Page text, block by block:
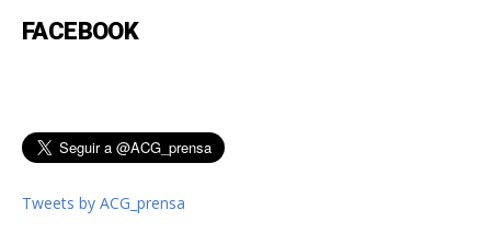
FACEBOOK
Tweets by ACG_prensa